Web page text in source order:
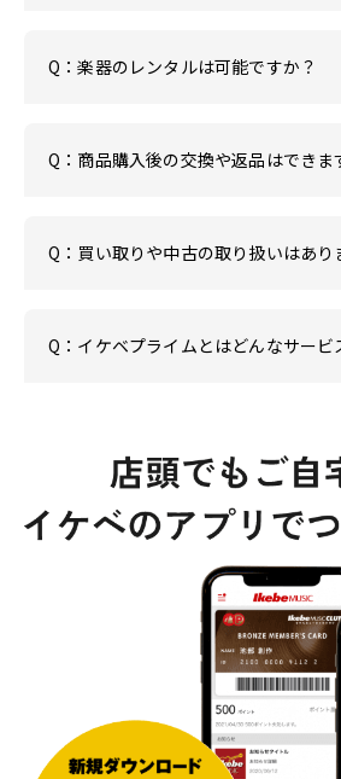
Q：楽器のレンタルは可能ですか？
Q：商品購入後の交換や返品はできま
Q：買い取りや中古の取り扱いはあり
Q：イケベプライムとはどんなサービ